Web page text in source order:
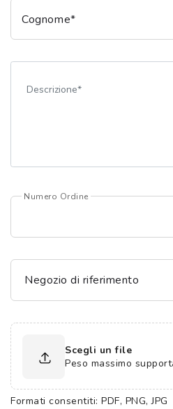
Cognome*
Numero Ordine
Negozio di riferimento
Scegli un file
Peso massimo
Formati consentiti: PDF, PNG, JPG